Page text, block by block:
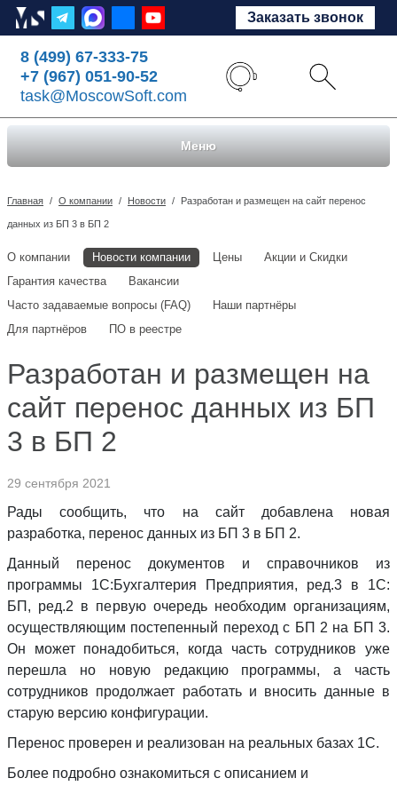
Заказать звонок
8 (499) 67-333-75
+7 (967) 051-90-52
task@MoscowSoft.com
Меню
Главная / О компании / Новости / Разработан и размещен на сайт перенос
данных из БП 3 в БП 2
О компании Новости компании Цены
Акции и Скидки
Гарантия качества
Вакансии
Часто задаваемые вопросы (FAQ)
Наши партнёры
Для партнёров
ПО в реестре
Разработан и размещен на
сайт перенос данных из БП
3 в БП 2
29 сентября 2021
Рады сообщить, что на сайт добавлена новая
разработка, перенос данных из БП 3 в БП 2.
Данный перенос документов и справочников из
программы 1С:Бухгалтерия Предприятия, ред.3 в 1С:
БП, ред.2 в первую очередь необходим организациям,
осуществляющим постепенный переход с БП 2 на БП 3.
Он может понадобиться, когда часть сотрудников уже
перешла но новую редакцию программы, а часть
сотрудников продолжает работать и вносить данные в
старую версию конфигурации.
Перенос проверен и реализован на реальных базах 1С.
Более подробно ознакомиться с описанием и